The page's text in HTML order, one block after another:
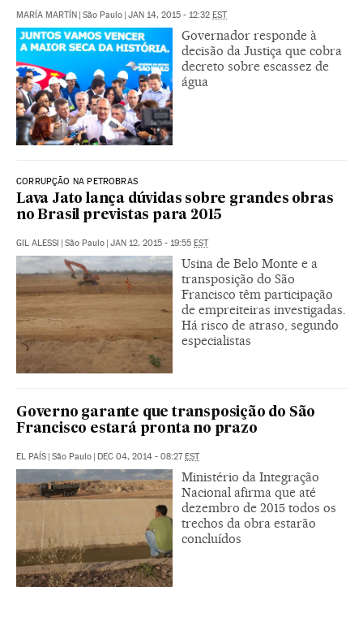
MARÍA MARTÍN | São Paulo | JAN 14, 2015 - 12:32 EST
Governador responde à
decisão da Justiça que cobra
decreto sobre escassez de
água
CORRUPÇÃO NA PETROBRAS
Lava Jato lança dúvidas sobre grandes obras
no Brasil previstas para 2015
GIL ALESSI | São Paulo | JAN 12, 2015 - 19:55 EST
Usina de Belo Monte e a
transposição do São
Francisco têm participação
de empreiteiras investigadas.
Há risco de atraso, segundo
especialistas
Governo garante que transposição do São
Francisco estará pronta no prazo
EL PAÍS | São Paulo | DEC 04, 2014 - 08:27EST
Ministério da Integração
Nacional afirma que até
dezembro de 2015 todos os
trechos da obra estarão
concluídos